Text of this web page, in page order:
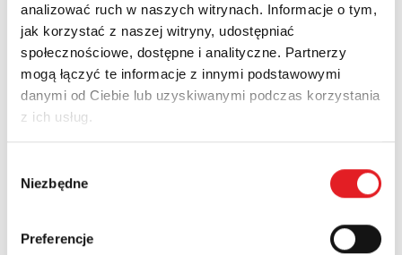
analizować ruch w naszych witrynach. Informacje o tym,
jak korzystać z naszej witryny, udostępniać
społecznościowe, dostępne i analityczne. Partnerzy
mogą łączyć te informacje z innymi podstawowymi
danymi od Ciebie lub uzyskiwanymi podczas korzystania
z ich usług.
zgody
Niezbędne
Preferencje
Name: *
Email: *
Phone: